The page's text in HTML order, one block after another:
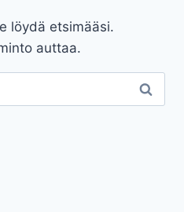
löydä etsimääsi.
auttaa.